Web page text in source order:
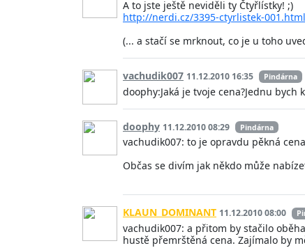
A to jste ještě neviděli ty Čtyřlístky! ;)
http://nerdi.cz/3395-ctyrlistek-001.html
(... a stačí se mrknout, co je u toho
vachudik007 11.12.2010 16:35 Pindárna
doophy:Jaká je tvoje cena?Jednu bych
doophy 11.12.2010 08:29 Pindárna
vachudik007: to je opravdu pěkná
Občas se divím jak někdo může
KLAUN_DOMINANT 11.12.2010 08:00
vachudik007: a přitom by stačilo
hustě přemrštěná cena. Zajímalo by